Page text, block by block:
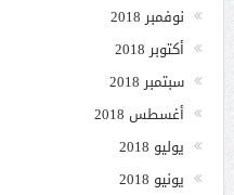
نوفمبر 2018
أكتوبر 2018
سبتمبر 2018
أغسطس 2018
يوليو 2018
يونيو 2018